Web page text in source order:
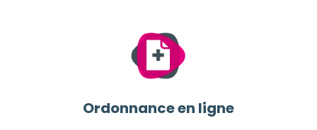
Ordonnance en ligne